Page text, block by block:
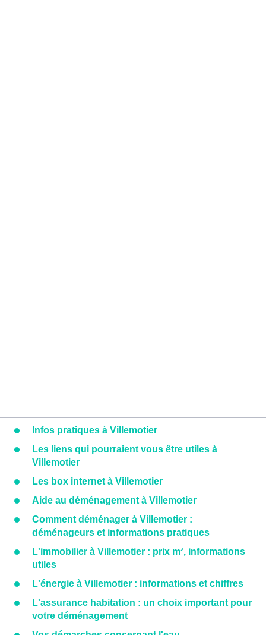
Infos pratiques à Villemotier
Les liens qui pourraient vous être utiles à
Villemotier
Les box internet à Villemotier
Aide au déménagement à Villemotier
Comment déménager à Villemotier :
déménageurs et informations pratiques
L'immobilier à Villemotier : prix m², informations
utiles
L'énergie à Villemotier : informations et chiffres
L'assurance habitation : un choix important pour
votre déménagement